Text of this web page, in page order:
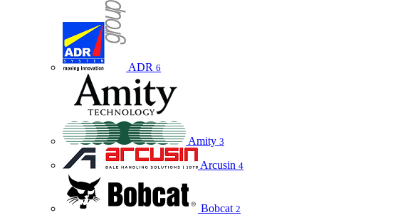
ADR 6
Amity 3
Arcusin 4
Bobcat 2